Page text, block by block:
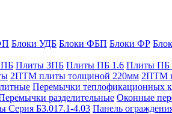
Блоки УДБ Блоки ФБП Блоки ФР
Плиты 3ПБ Плиты ПБ 1.6 Плиты ПБ
2ПТМ плиты толщиной 220мм 2ПТМ
Перемычки теплофикационных
разделительные Оконные
Серия Б3.017.1-4.03 Панель